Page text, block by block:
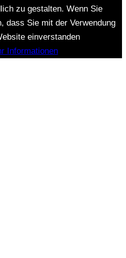
zu gestalten. Wenn Sie
dass Sie mit der Verwendung
einverstanden
Informationen